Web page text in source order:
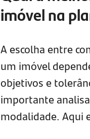
imóvel na
A escolha entre
um imóvel
objetivos e
importante
modalidade. Aqui